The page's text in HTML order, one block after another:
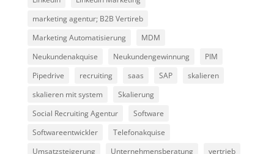
marketing agentur; B2B Vertireb
Marketing Automatisierung
MDM
Neukundenakquise
Neukundengewinnung
PIM
Pipedrive
recruiting saas SAP
skalieren
skalieren mit system
Skalierung
Social Recruiting Agentur
Software
Softwareentwickler
Telefonakquise
Umsatzsteigerung
Unternehmensberatung
vertrieb